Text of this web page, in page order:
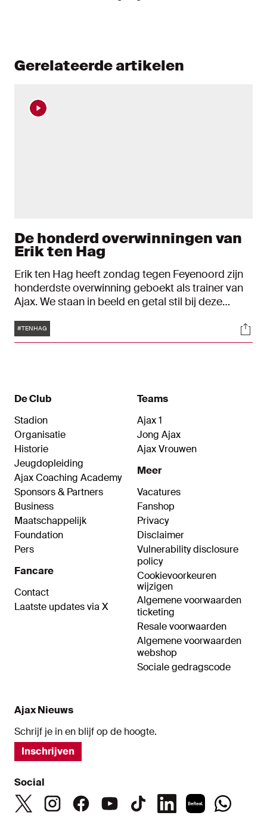
Gerelateerde artikelen
De honderd overwinningen van
Erik ten Hag
Erik ten Hag heeft zondag tegen Feyenoord zijn
honderdste overwinning geboekt als trainer van
Ajax. We staan in beeld en getal stil bij deze
Tags
#TENHAG
De Club
Stadion
Organisatie
Historie
Jeugdopleiding
Ajax Coaching Academy
Sponsors & Partners
Business
Maatschappelijk
Foundation
Pers
Fancare
Contact
Laatste updates via X
Teams
Ajax 1
Jong Ajax
Ajax Vrouwen
Meer
Vacatures
Fanshop
Privacy
Disclaimer
Vulnerability disclosure
policy
Cookievoorkeuren
wijzigen
Algemene voorwaarden
ticketing
Resale voorwaarden
Algemene voorwaarden
webshop
Sociale gedragscode
Ajax Nieuws
Schrijf je in en blijf op de hoogte.
Inschrijven
Social